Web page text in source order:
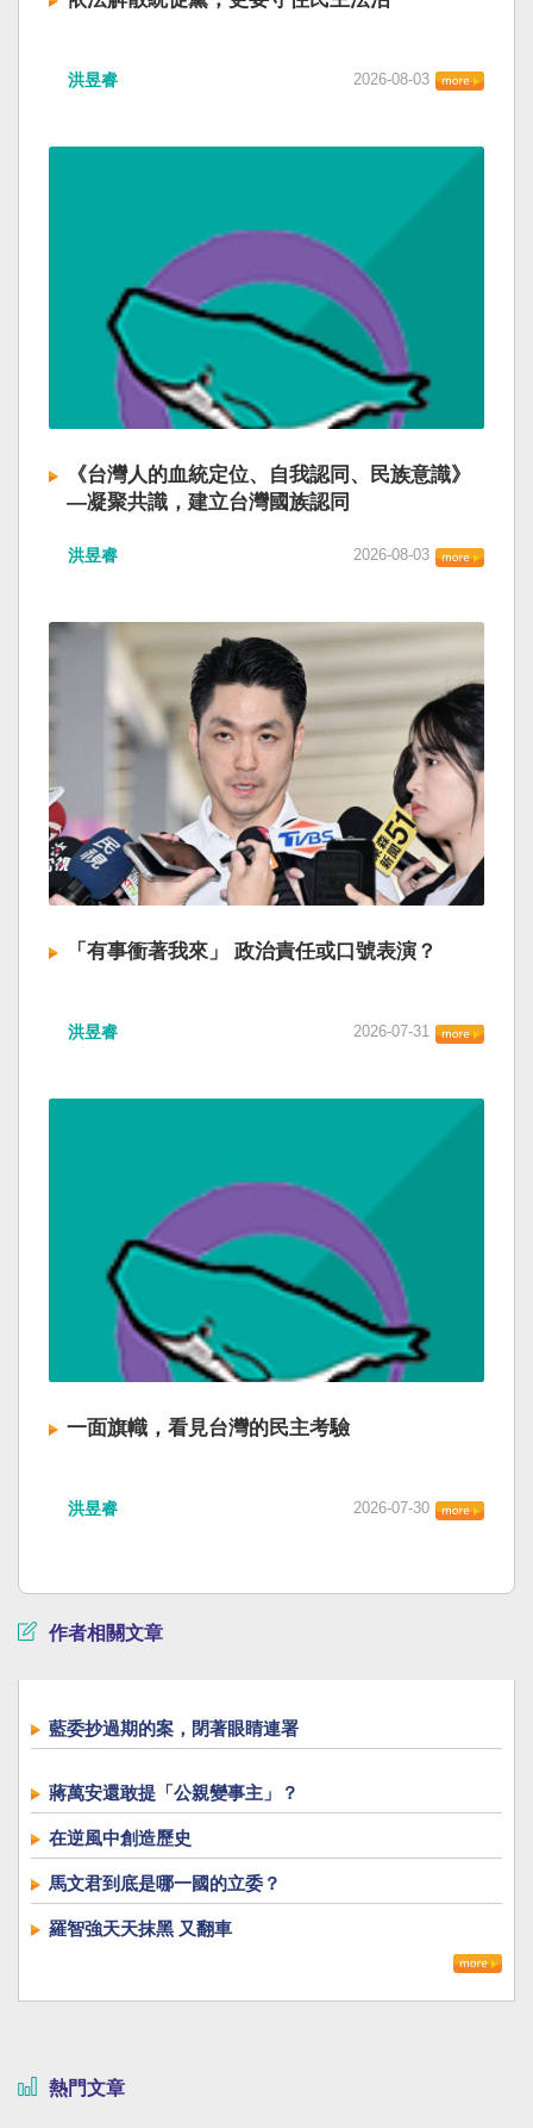
洪昱睿 2026-08-03
《台灣人的血統定位、自我認同、民族意識》
—凝聚共識，建立台灣國族認同
洪昱睿 2026-08-03
「有事衝著我來」 政治責任或口號表演？
洪昱睿 2026-07-31
一面旗幟，看見台灣的民主考驗
洪昱睿 2026-07-30
作者相關文章
藍委抄過期的案，閉著眼睛連署
蔣萬安還敢提「公親變事主」？
在逆風中創造歷史
馬文君到底是哪一國的立委？
羅智強天天抹黑 又翻車
熱門文章